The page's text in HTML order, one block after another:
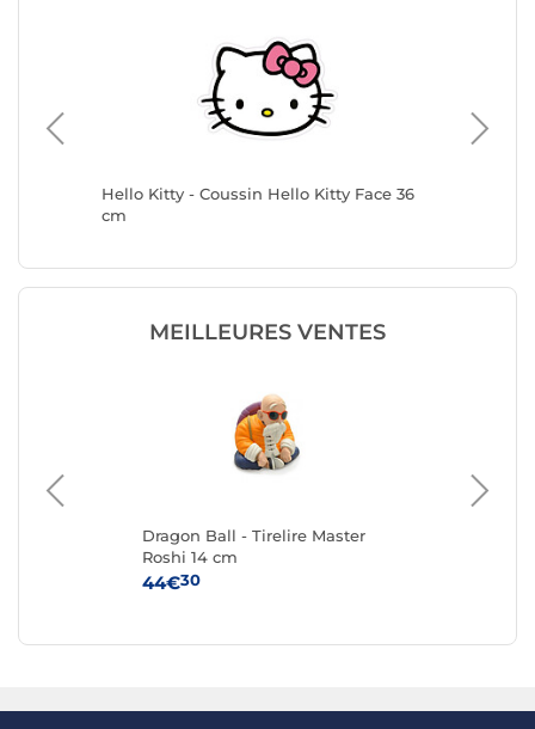
Hello Kitty - Coussin Hello Kitty Face 36
cm
MEILLEURES VENTES
Dragon Ball - Tirelire Master
Roshi 14 cm
44€30